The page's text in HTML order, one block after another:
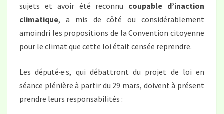
sujets et avoir été reconnu coupable d’inaction
climatique, a mis de côté ou considérablement
amoindri les propositions de la Convention citoyenne
pour le climat que cette loi était censée reprendre.
Les député·e·s, qui débattront du projet de loi en
séance plénière à partir du 29 mars, doivent à présent
prendre leurs responsabilités :